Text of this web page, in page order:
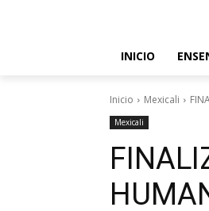
INICIO
Inicio Mexicali
Mexicali